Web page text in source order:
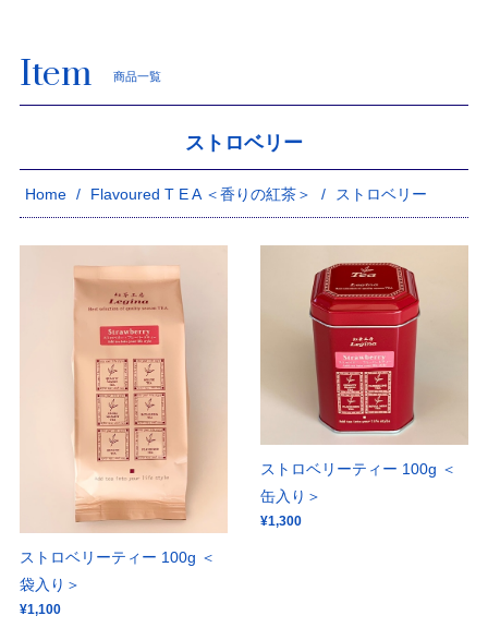
Item 商品一覧
ストロベリー
Home Flavoured T E A ＜香りの紅茶＞ ストロベリー
ストロベリーティー 100g ＜
袋入り＞
¥1,100
ストロベリーティー 100g ＜
缶入り＞
¥1,300